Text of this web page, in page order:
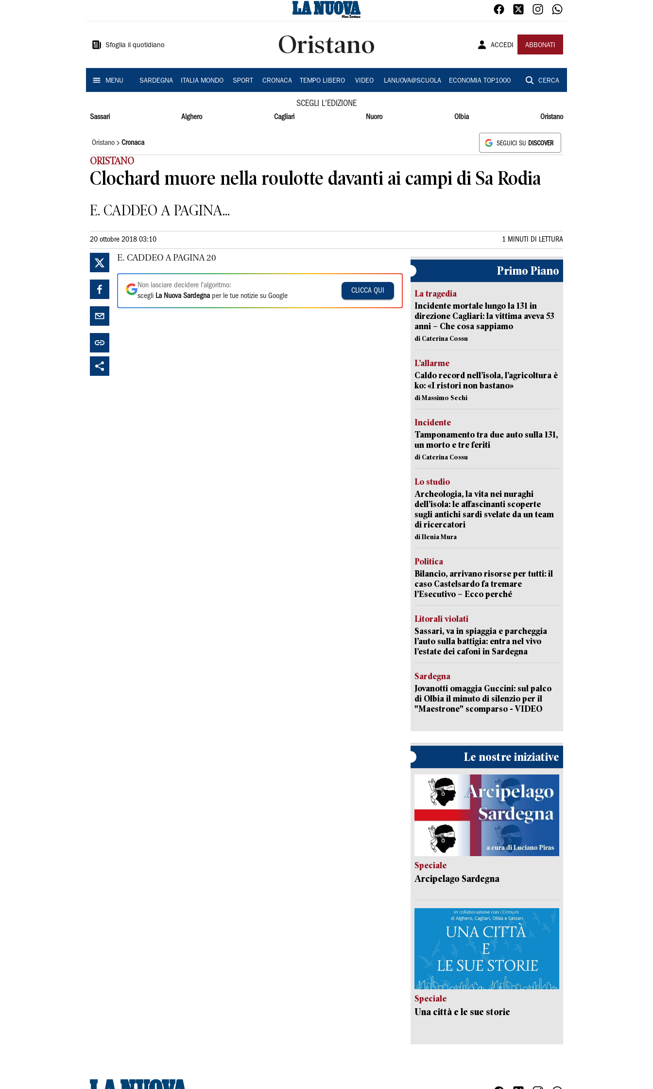
Sardegna
Sfoglia il quotidiano Oristano ACCEDI ABBONATI
MENU SARDEGNA ITALIA MONDO SPORT CRONACA TEMPO LIBERO VIDEO LANUOVA@SCUOLA ECONOMIA TOP1000 CERCA
SCEGLI L'EDIZIONE
Sassari Alghero Cagliari Nuoro Olbia Oristano
Oristano Cronaca SEGUICI SU DISCOVER
ORISTANO
Clochard muore nella roulotte davanti ai campi di Sa Rodia
E. CADDEO A PAGINA...
20 ottobre 2018 03:10 1 MINUTI DI LETTURA
E. CADDEO A PAGINA 20
Non lasciare decidere l'algoritmo:
scegli La Nuova Sardegna per le tue notizie su Google
CLICCA QUI
Primo Piano
La tragedia
Incidente mortale lungo la 131 in
direzione Cagliari: la vittima aveva 53
anni – Che cosa sappiamo
di Caterina Cossu
L’allarme
Caldo record nell’isola, l’agricoltura è
ko: «I ristori non bastano»
di Massimo Sechi
Incidente
Tamponamento tra due auto sulla 131,
un morto e tre feriti
di Caterina Cossu
Lo studio
Archeologia, la vita nei nuraghi
dell’isola: le affascinanti scoperte
sugli antichi sardi svelate da un team
di ricercatori
di Ilenia Mura
Politica
Bilancio, arrivano risorse per tutti: il
caso Castelsardo fa tremare
l’Esecutivo – Ecco perché
Litorali violati
Sassari, va in spiaggia e parcheggia
l’auto sulla battigia: entra nel vivo
l’estate dei cafoni in Sardegna
Sardegna
Jovanotti omaggia Guccini: sul palco
di Olbia il minuto di silenzio per il
"Maestrone" scomparso - VIDEO
Le nostre iniziative
Speciale
Arcipelago Sardegna
Speciale
Una città e le sue storie